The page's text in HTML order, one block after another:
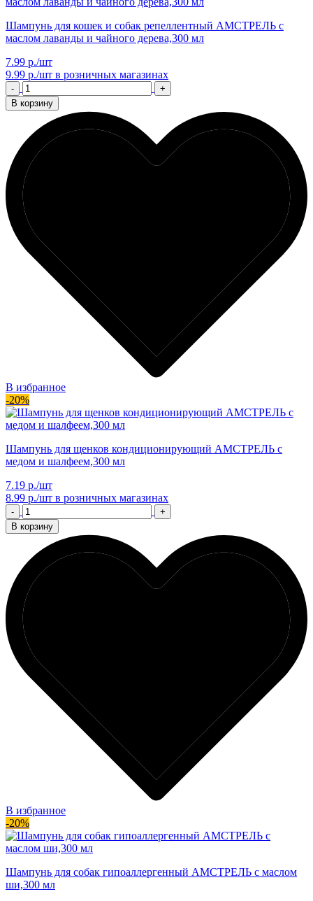
Шампунь для кошек и собак репеллентный АМСТРЕЛЬ с
маслом лаванды и чайного дерева,300 мл
7.99 р./шт
9.99 р./шт в розничных магазинах
-
+
В корзину
В избранное
-20%
Шампунь для щенков кондиционирующий АМСТРЕЛЬ с
медом и шалфеем,300 мл
7.19 р./шт
8.99 р./шт в розничных магазинах
-
+
В корзину
В избранное
-20%
Шампунь для собак гипоаллергенный АМСТРЕЛЬ с маслом
ши,300 мл